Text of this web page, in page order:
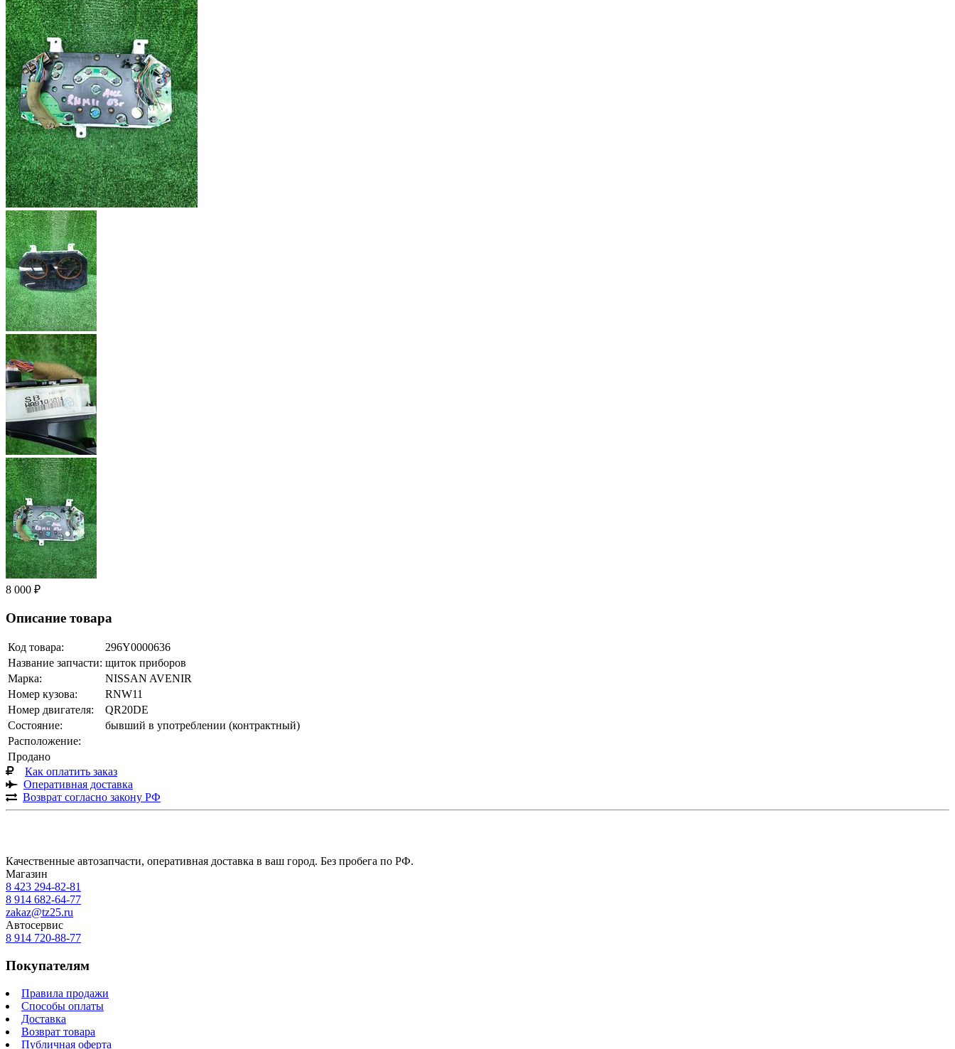
8 000 ₽
Описание товара
Код товара:
296Y0000636
Название запчасти: щиток приборов
Марка:
NISSAN AVENIR
Номер кузова:
RNW11
Номер двигателя:
QR20DE
Состояние:
бывший в употреблении (контрактный)
Расположение:
Продано
Как оплатить заказ
Оперативная доставка
Возврат согласно закону РФ
Качественные автозапчасти, оперативная доставка в ваш город. Без пробега по РФ.
Магазин
8 423 294-82-81
8 914 682-64-77
zakaz@tz25.ru
Автосервис
8 914 720-88-77
Покупателям
Правила продажи
Способы оплаты
Доставка
Возврат товара
Публичная оферта